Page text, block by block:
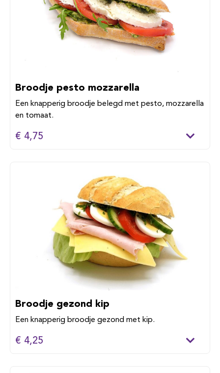
Broodje pesto mozzarella
Een knapperig broodje belegd met pesto, mozzarella
en tomaat.
€ 4,75
Broodje gezond kip
Een knapperig broodje gezond met kip.
€ 4,25